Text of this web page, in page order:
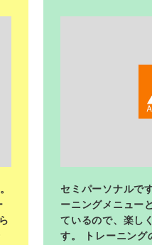
<
セミパーソナルで
ーニングメニュー
ているので、楽し
す。 トレーニング